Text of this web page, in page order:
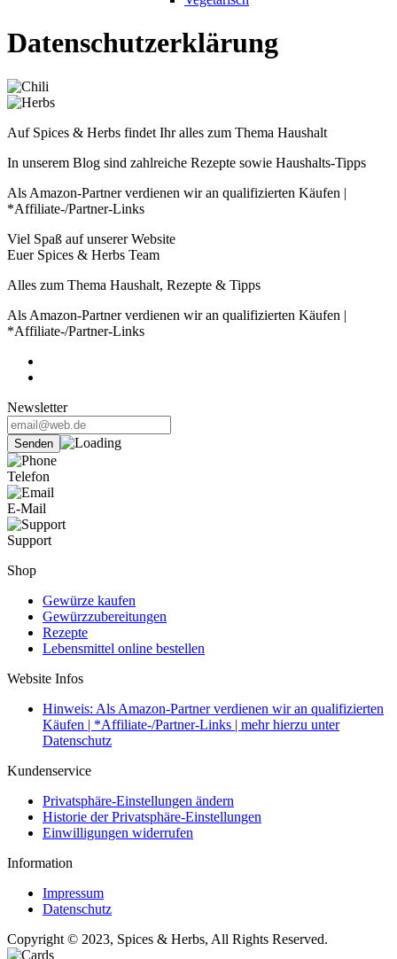
Datenschutzerklärung
Auf Spices & Herbs findet Ihr alles zum Thema Haushalt
In unserem Blog sind zahlreiche Rezepte sowie Haushalts-Tipps
Als Amazon-Partner verdienen wir an qualifizierten Käufen |
*Affiliate-/Partner-Links
Viel Spaß auf unserer Website
Euer Spices & Herbs Team
Alles zum Thema Haushalt, Rezepte & Tipps
Als Amazon-Partner verdienen wir an qualifizierten Käufen |
*Affiliate-/Partner-Links
Newsletter
Telefon
E-Mail
Support
Shop
Gewürze kaufen
Gewürzzubereitungen
Rezepte
Lebensmittel online bestellen
Website Infos
Hinweis: Als Amazon-Partner verdienen wir an qualifizierten
Käufen | *Affiliate-/Partner-Links | mehr hierzu unter
Datenschutz
Kundenservice
Privatsphäre-Einstellungen ändern
Historie der Privatsphäre-Einstellungen
Einwilligungen widerrufen
Information
Impressum
Datenschutz
Copyright © 2023, Spices & Herbs, All Rights Reserved.